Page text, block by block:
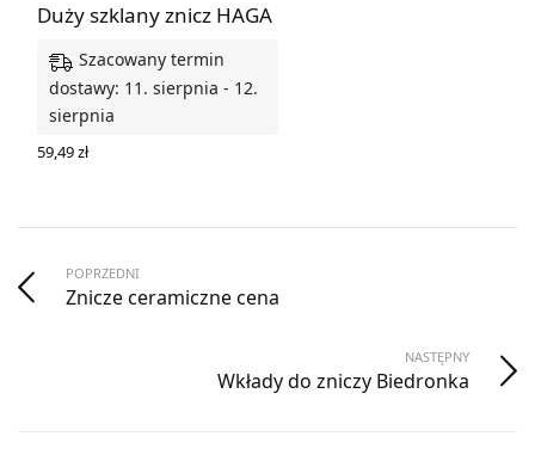
Duży szklany znicz HAGA
Szacowany termin
dostawy: 11. sierpnia - 12.
sierpnia
59,49zł
POPRZEDNI
Znicze ceramiczne cena
NASTĘPNY
Wkłady do zniczy Biedronka